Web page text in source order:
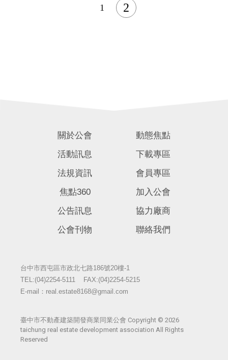
1 2
關於公會
活動訊息
法規資訊
焦點360
公告訊息
公會刊物
動態焦點
下載專區
會員專區
加入公會
協力廠商
聯絡我們
台中市西屯區市政北七路186號20樓-1
TEL:(04)2254-5111
FAX:(04)2254-5215
E-mail：real.estate8168@gmail.com
臺中市不動產建築開發商業同業公會 Copyright © 2026
taichung real estate development association All Rights
Reserved